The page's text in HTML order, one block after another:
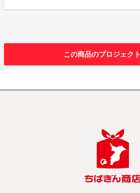
この商品のプロジェク